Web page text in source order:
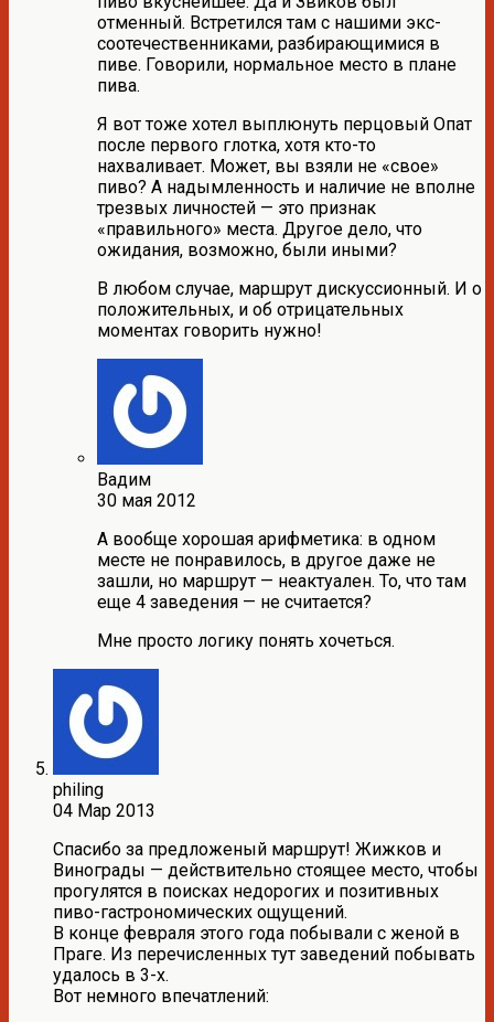
отменный. Встретился там с нашими экс-
соотечественниками, разбирающимися в
пиве. Говорили, нормальное место в плане
пива.
Я вот тоже хотел выплюнуть перцовый Опат
после первого глотка, хотя кто-то
нахваливает. Может, вы взяли не «свое»
пиво? А надымленность и наличие не вполне
трезвых личностей — это признак
«правильного» места. Другое дело, что
ожидания, возможно, были иными?
В любом случае, маршрут дискуссионный. И о
положительных, и об отрицательных
моментах говорить нужно!
Вадим
30 мая 2012
А вообще хорошая арифметика: в одном
месте не понравилось, в другое даже не
зашли, но маршрут — неактуален. То, что там
еще 4 заведения — не считается?
Мне просто логику понять хочеться.
philing
04 Мар 2013
Спасибо за предложеный маршрут! Жижков и
Винограды — действительно стоящее место, чтобы
прогулятся в поисках недорогих и позитивных
пиво-гастрономических ощущений.
В конце февраля этого года побывали с женой в
Праге. Из перечисленных тут заведений побывать
удалось в 3-х.
Вот немного впечатлений: